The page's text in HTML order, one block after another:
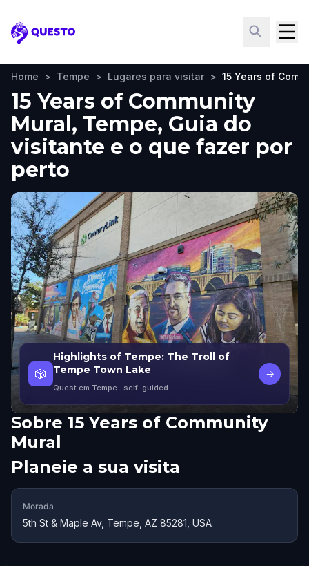
Questo
Home > Tempe > Lugares para visitar > 15 Years of
15 Years of Community
Mural, Tempe, Guia do
visitante e o que fazer por
perto
🎲
Highlights of Tempe: The Troll of
Tempe Town Lake
Quest em Tempe · self-guided
→
Sobre 15 Years of Community
Mural
Planeie a sua visita
Morada
5th St & Maple Av, Tempe, AZ 85281, USA